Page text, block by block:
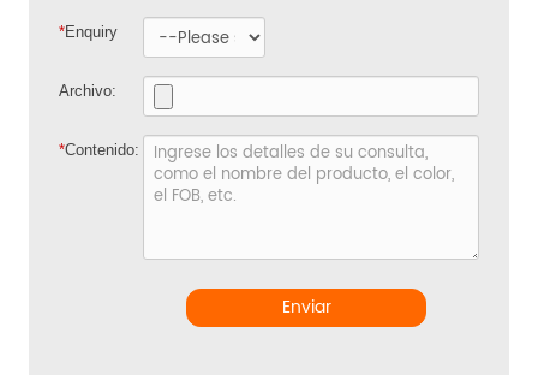
*Enquiry
Archivo:
*Contenido:
Enviar